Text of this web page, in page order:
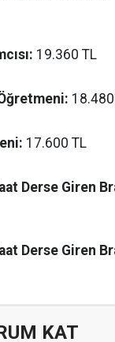
19.360 TL
17.600 TL
Derse Giren
Derse Giren
KAT